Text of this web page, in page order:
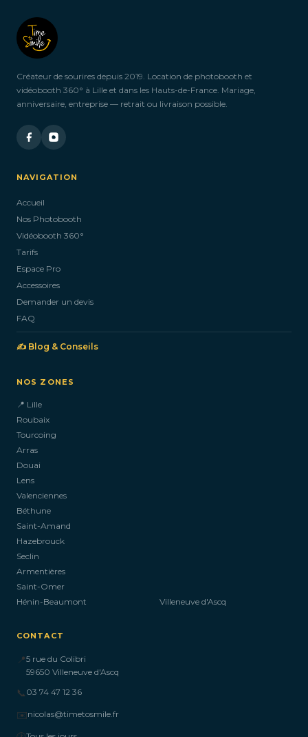
Créateur de sourires depuis 2019. Location de photobooth et
vidéobooth 360° à Lille et dans les Hauts-de-France. Mariage,
anniversaire, entreprise — retrait ou livraison possible.
NAVIGATION
Accueil
Nos Photobooth
Vidéobooth 360°
Tarifs
Espace Pro
Accessoires
Demander un devis
FAQ
✍️ Blog & Conseils
NOS ZONES
📍 Lille
Roubaix
Tourcoing
Arras
Douai
Lens
Valenciennes
Béthune
Saint-Amand
Hazebrouck
Seclin
Armentières
Saint-Omer
Hénin-Beaumont
Villeneuve d'Ascq
CONTACT
📍5 rue du Colibri
59650 Villeneuve d'Ascq
📞 03 74 47 12 36
✉️nicolas@timetosmile.fr